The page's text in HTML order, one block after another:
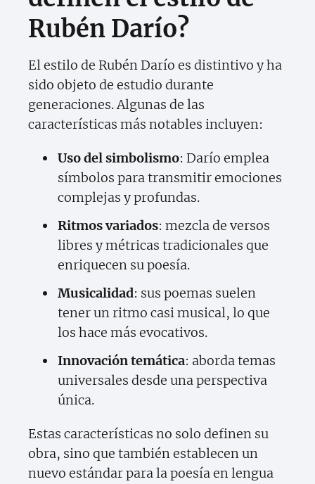
Rubén Darío?
El estilo de Rubén Darío es distintivo y ha
sido objeto de estudio durante
generaciones. Algunas de las
características más notables incluyen:
Uso del simbolismo: Darío emplea
símbolos para transmitir emociones
complejas y profundas.
Ritmos variados: mezcla de versos
libres y métricas tradicionales que
enriquecen su poesía.
Musicalidad: sus poemas suelen
tener un ritmo casi musical, lo que
los hace más evocativos.
Innovación temática: aborda temas
universales desde una perspectiva
única.
Estas características no solo definen su
obra, sino que también establecen un
nuevo estándar para la poesía en lengua